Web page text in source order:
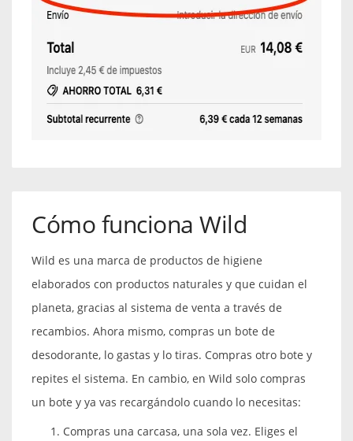
Cómo funciona Wild
Wild es una marca de productos de higiene
elaborados con productos naturales y que cuidan el
planeta, gracias al sistema de venta a través de
recambios. Ahora mismo, compras un bote de
desodorante, lo gastas y lo tiras. Compras otro bote y
repites el sistema. En cambio, en Wild solo compras
un bote y ya vas recargándolo cuando lo necesitas:
Compras una carcasa, una sola vez. Eliges el